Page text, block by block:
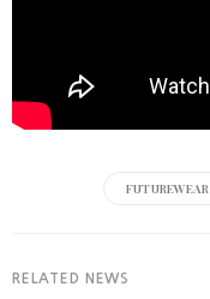
FUTUREWEAR
RELATED NEWS